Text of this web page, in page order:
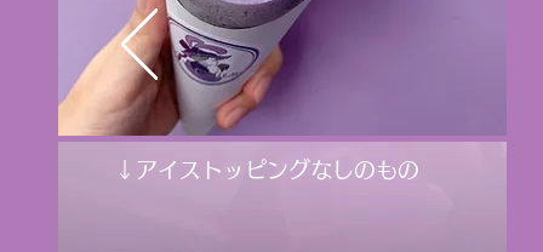
↓アイストッピングなしのもの